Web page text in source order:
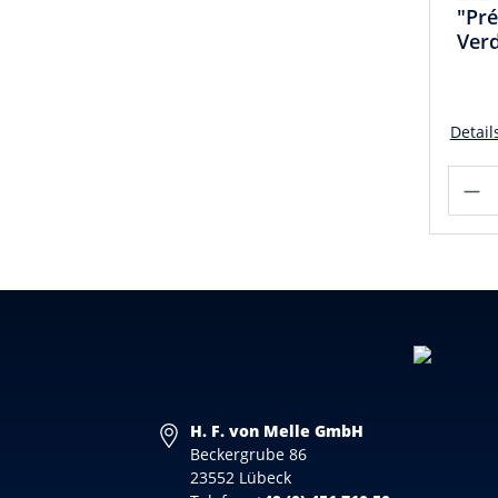
H. F. von Melle GmbH
Beckergrube 86
23552 Lübeck